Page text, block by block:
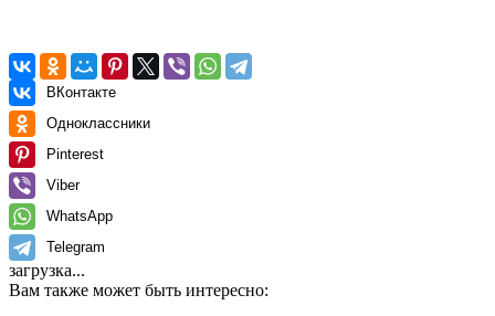
ВКонтакте
Одноклассники
Pinterest
Viber
WhatsApp
Telegram
загрузка...
Вам также может быть интересно: